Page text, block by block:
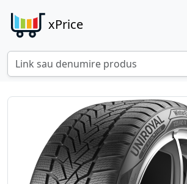
xPrice